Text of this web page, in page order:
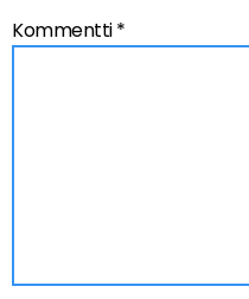
Kommentti*